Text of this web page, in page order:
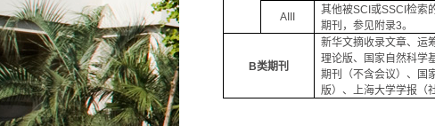
AIII
其他被SCI或SSCI检索
期刊，参见附录3。
B类期刊
新华文摘收录文章、运
理论版、国家自然科学
期刊（不含会议）、国
版）、上海大学学报（